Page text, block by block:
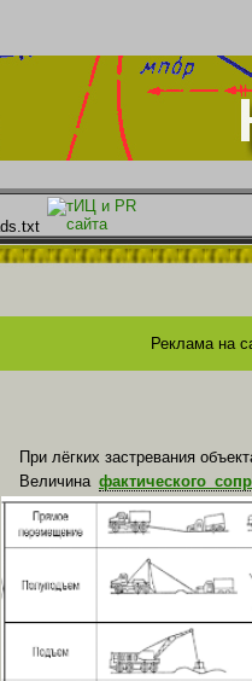
Реклама на
При лёгких застревания
Величина фактического